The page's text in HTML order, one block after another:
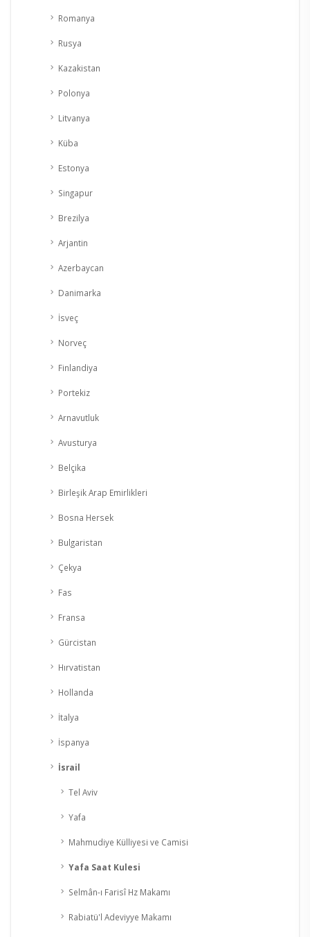
Romanya
Rusya
Kazakistan
Polonya
Litvanya
Küba
Estonya
Singapur
Brezilya
Arjantin
Azerbaycan
Danimarka
İsveç
Norveç
Finlandiya
Portekiz
Arnavutluk
Avusturya
Belçika
Birleşik Arap Emirlikleri
Bosna Hersek
Bulgaristan
Çekya
Fas
Fransa
Gürcistan
Hırvatistan
Hollanda
İtalya
İspanya
İsrail
Tel Aviv
Yafa
Mahmudiye Külliyesi ve Camisi
Yafa Saat Kulesi
Selmân-ı Farisî Hz Makamı
Rabiatü'l Adeviyye Makamı